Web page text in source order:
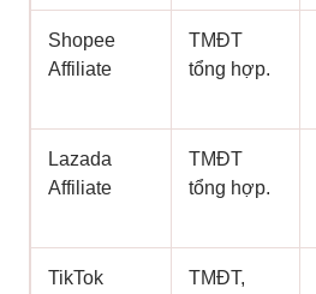
Shopee
Affiliate
TMĐT
tổng hợp.
Lazada
Affiliate
TMĐT
tổng hợp.
TikTok
TMĐT,